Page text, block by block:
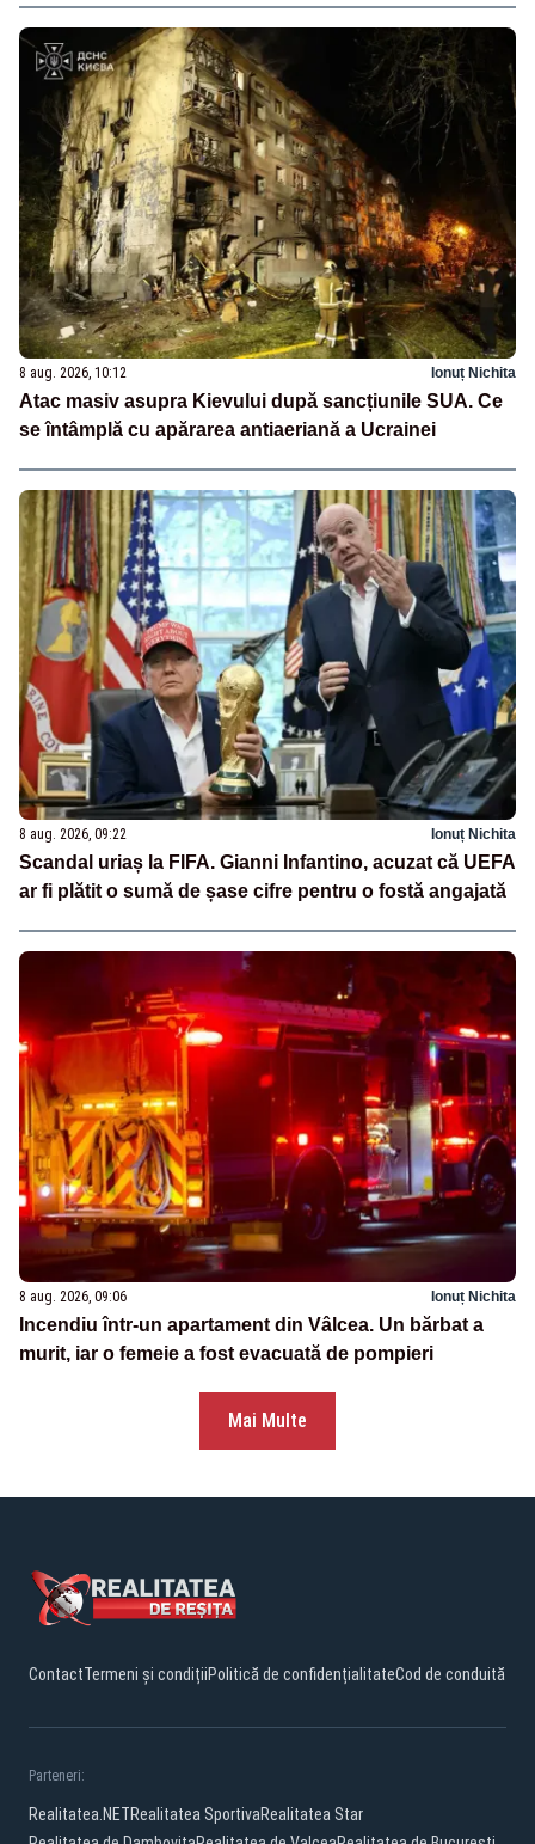
8 aug. 2026, 10:12 Ionuț Nichita
Atac masiv asupra Kievului după sancțiunile SUA. Ce
se întâmplă cu apărarea antiaeriană a Ucrainei
8 aug. 2026, 09:22 Ionuț Nichita
Scandal uriaș la FIFA. Gianni Infantino, acuzat că UEFA
ar fi plătit o sumă de șase cifre pentru o fostă angajată
8 aug. 2026, 09:06 Ionuț Nichita
Incendiu într-un apartament din Vâlcea. Un bărbat a
murit, iar o femeie a fost evacuată de pompieri
Mai Multe
ContactTermeni și condițiiPolitică de confidențialitateCod de conduită
Parteneri:
Realitatea.NETRealitatea SportivaRealitatea Star